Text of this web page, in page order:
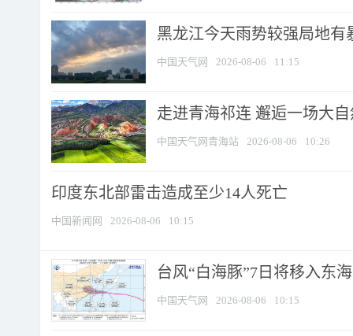
黑龙江今天雨势较强局地有
中国天气网 2026-08-06 11:15
走进青海祁连 邂逅一场大
中国天气网青海站 2026-08-06 10:26
印度东北部雷击造成至少14人死亡
中国新闻网 2026-08-06 10:15
台风“白海豚”7日将移入东
中国天气网 2026-08-06 10:15